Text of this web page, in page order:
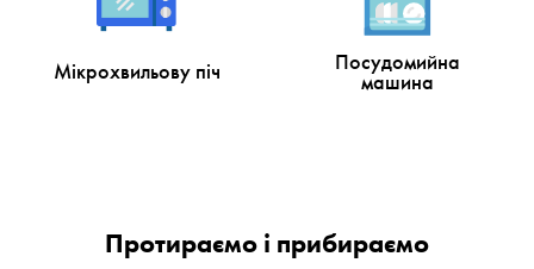
Мікрохвильову піч Посудомийна
машина
Протираємо і прибираємо